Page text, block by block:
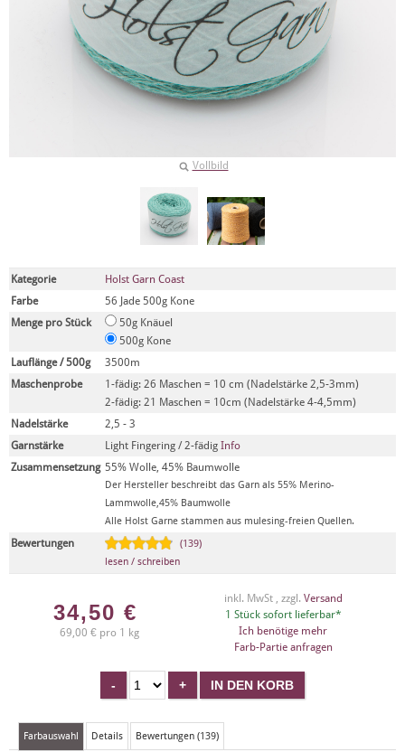
Vollbild
Kategorie
Holst Garn Coast
Farbe
56 Jade 500g Kone
Menge pro Stück
50g Knäuel
500g Kone
Lauflänge / 500g
3500m
Maschenprobe
1-fädig: 26 Maschen = 10 cm (Nadelstärke 2,5-3mm)
2-fädig: 21 Maschen = 10cm (Nadelstärke 4-4,5mm)
Nadelstärke
2,5 - 3
Garnstärke
Light Fingering / 2-fädig Info
Zusammensetzung 55% Wolle, 45% Baumwolle
Der Hersteller beschreibt das Garn als 55% Merino-
Lammwolle,45% Baumwolle
Alle Holst Garne stammen aus mulesing-freien Quellen.
Bewertungen
(139)
lesen / schreiben
34,50 €
69,00 € pro 1 kg
inkl. MwSt , zzgl. Versand
1 Stück sofort lieferbar*
Ich benötige mehr
Farb-Partie anfragen
Farbauswahl Details Bewertungen (139)